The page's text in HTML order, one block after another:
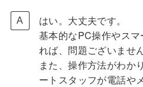
はい。大丈夫です。
基本的なPC操作やスマ
れば、問題ございません
また、操作方法がわか
ートスタッフが電話や